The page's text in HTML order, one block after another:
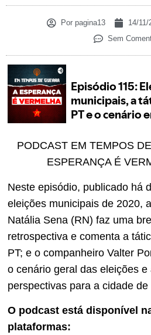
Por pagina13 14/11/
Sem
PODCAST EM TEMPOS
ESPERANÇA É
Neste episódio, publicado há
eleições municipais de 2020,
Natália Sena (RN) faz uma
retrospectiva e comenta a
PT; e o companheiro Valter
o cenário geral das eleições e
perspectivas para a cidade de
O podcast está disponível
plataformas: